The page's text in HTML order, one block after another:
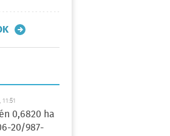
0,6820 ha
20/987-